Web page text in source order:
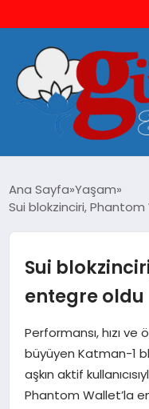
YAŞAM
MAGAZIN
SPOR
Ana Sayfa Yaşam
Sui blokzinciri,
Sui
entegre oldu
Performansı, hızı ve
büyüyen Katman-1
aşkın aktif
Phantom Wallet’la